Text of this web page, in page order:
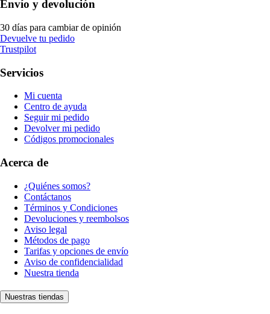
Envío y devolución
30 días para cambiar de opinión
Devuelve tu pedido
Trustpilot
Servicios
Mi cuenta
Centro de ayuda
Seguir mi pedido
Devolver mi pedido
Códigos promocionales
Acerca de
¿Quiénes somos?
Contáctanos
Términos y Condiciones
Devoluciones y reembolsos
Aviso legal
Métodos de pago
Tarifas y opciones de envío
Aviso de confidencialidad
Nuestra tienda
Nuestras tiendas